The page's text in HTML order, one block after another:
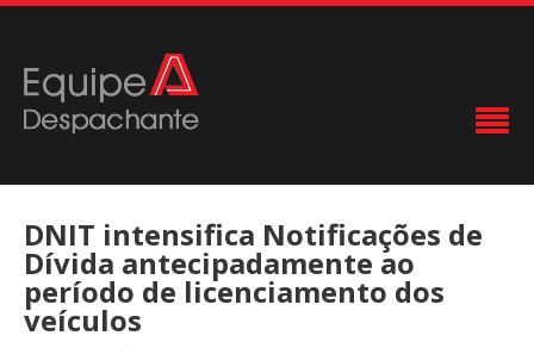
DNIT intensifica Notificações de
Dívida antecipadamente ao
período de licenciamento dos
veículos